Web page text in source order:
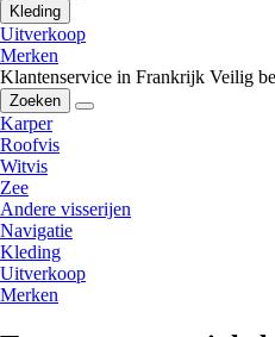
Kleding
Uitverkoop
Merken
Klantenservice in Frankrijk Veilig
Zoeken
Karper
Roofvis
Witvis
Zee
Andere visserijen
Navigatie
Kleding
Uitverkoop
Merken